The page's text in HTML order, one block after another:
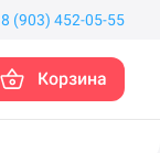
8 (903) 452-05-55
Корзина